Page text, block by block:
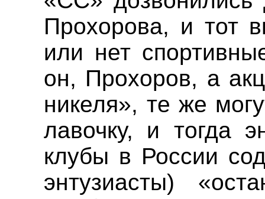
Прохорова, и тот
или нет
он, Прохоров, а
никеля», те же
лавочку, и тогда
клубы в России
энтузиасты)